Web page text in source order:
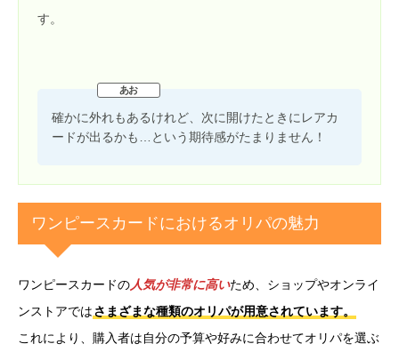
す。
確かに外れもあるけれど、次に開けたときにレアカ
ードが出るかも…という期待感がたまりません！
ワンピースカードにおけるオリパの魅力
ワンピースカードの人気が非常に高いため、ショップやオンライ
ンストアではさまざまな種類のオリパが用意されています。
これにより、購入者は自分の予算や好みに合わせてオリパを選ぶ